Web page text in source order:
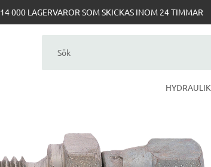
14 000 LAGERVAROR SOM SKICKAS INOM 24 TIMMAR
HYDRAULIK